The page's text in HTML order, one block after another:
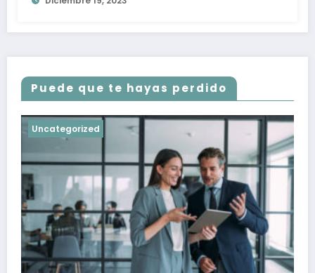
Puede que te hayas perdido
Uncategorized